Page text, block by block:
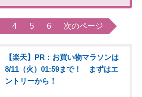
4 5 6 次のページ
【楽天】PR：お買い物マラソンは
8/11（火）01:59まで！ まずはエ
ントリーから！